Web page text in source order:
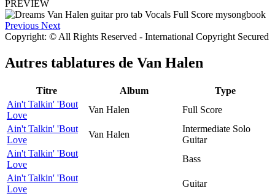
PREVIEW
Previous Next
Copyright: © All Rights Reserved - International Copyright Secured
Autres tablatures de Van Halen
Titre Album
Type
Ain't Talkin' 'Bout
Love
Van Halen
Full Score
Ain't Talkin' 'Bout
Love
Van Halen
Intermediate Solo
Guitar
Ain't Talkin' 'Bout
Love
Bass
Ain't Talkin' 'Bout
Love
Guitar